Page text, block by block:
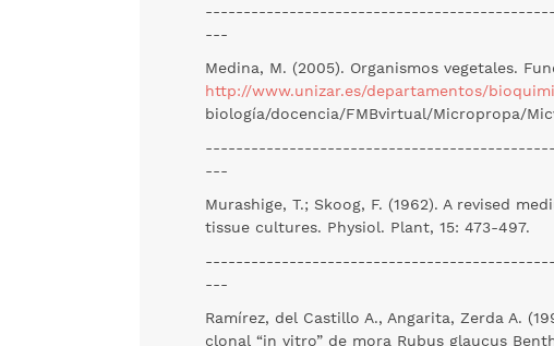
---
Medina, M. (2005). Organismos vegetales.
http://www.unizar.es/departamentos/
biología/docencia/FMBvirtual/Micropropa/
---
Murashige, T.; Skoog, F. (1962). A revised
tissue cultures. Physiol. Plant, 15: 473-497.
---
Ramírez, del Castillo A., Angarita, Zerda A.
clonal “in vitro” de mora Rubus glaucus